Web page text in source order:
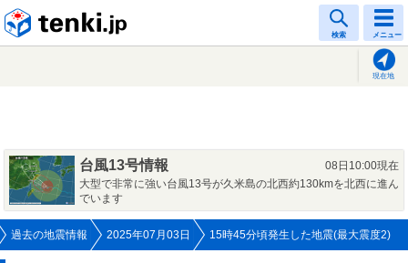
検索 メニュー
現在地
台風13号情報
08日10:00現在
大型で非常に強い台風13号が久米島の北西約130kmを北西に進ん
でいます
過去の地震情報 2025年07月03日 15時45分頃発生した地震(最大震度2)